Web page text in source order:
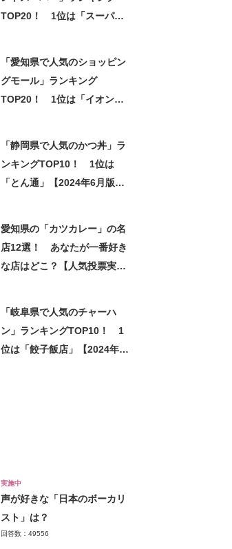
TOP20！ 1位は「スーパー
「愛知県で人気のショッピン
グモール」ランキング
TOP20！ 1位は「イオンモ
「静岡県で人気のかつ丼」ラ
ンキングTOP10！ 1位は
「とん通」【2024年6月版／
愛知県の「カツカレー」の名
店12選！ あなたが一番好き
な店はどこ？【人気投票実施
「岐阜県で人気のチャーハ
ン」ランキングTOP10！ 1
位は「餃子飯店」【2024年6
実施中
声が好きな「日本のボーカリ
スト」は？
回答数：49556